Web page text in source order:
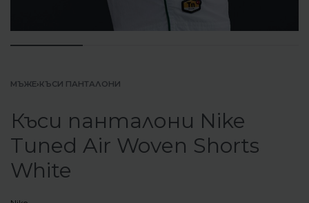
МЪЖЕ›КЪСИ ПАНТАЛОНИ
Къси панталони Nike
Tuned Air Woven Shorts
White